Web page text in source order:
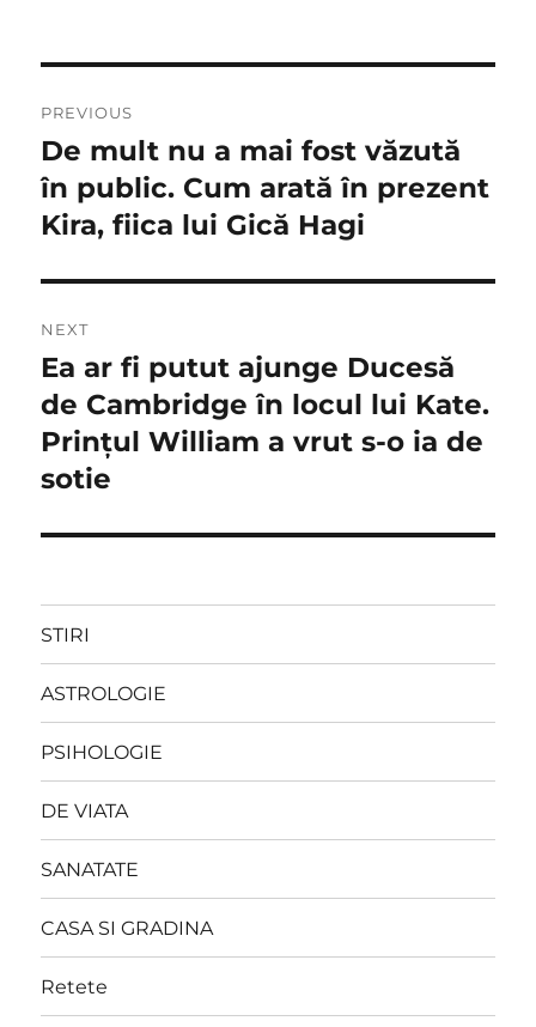
în
articole
PREVIOUS
Previous
post:
De mult nu a mai fost văzută
în public. Cum arată în prezent
Kira, fiica lui Gică Hagi
NEXT
Next
post:
Ea ar fi putut ajunge Ducesă
de Cambridge în locul lui Kate.
Prinţul William a vrut s-o ia de
sotie
STIRI
ASTROLOGIE
PSIHOLOGIE
DE VIATA
SANATATE
CASA SI GRADINA
Retete